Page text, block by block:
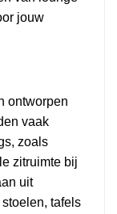
jouw
ontworpen
vaak
zoals
zitruimte bij
uit
tafels